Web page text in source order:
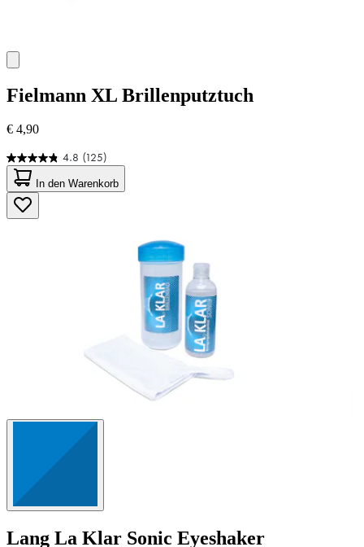
Fielmann XL Brillenputztuch
€ 4,90
4.8 (125)
4.8
von
5
Sternen.
125
In den Warenkorb
Lang La Klar Sonic Eyeshaker